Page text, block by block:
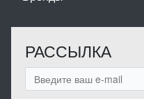
РАССЫЛКА